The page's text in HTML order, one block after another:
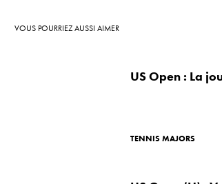
VOUS POURRIEZ AUSSI AIMER
US Open : La
TENNIS MAJORS